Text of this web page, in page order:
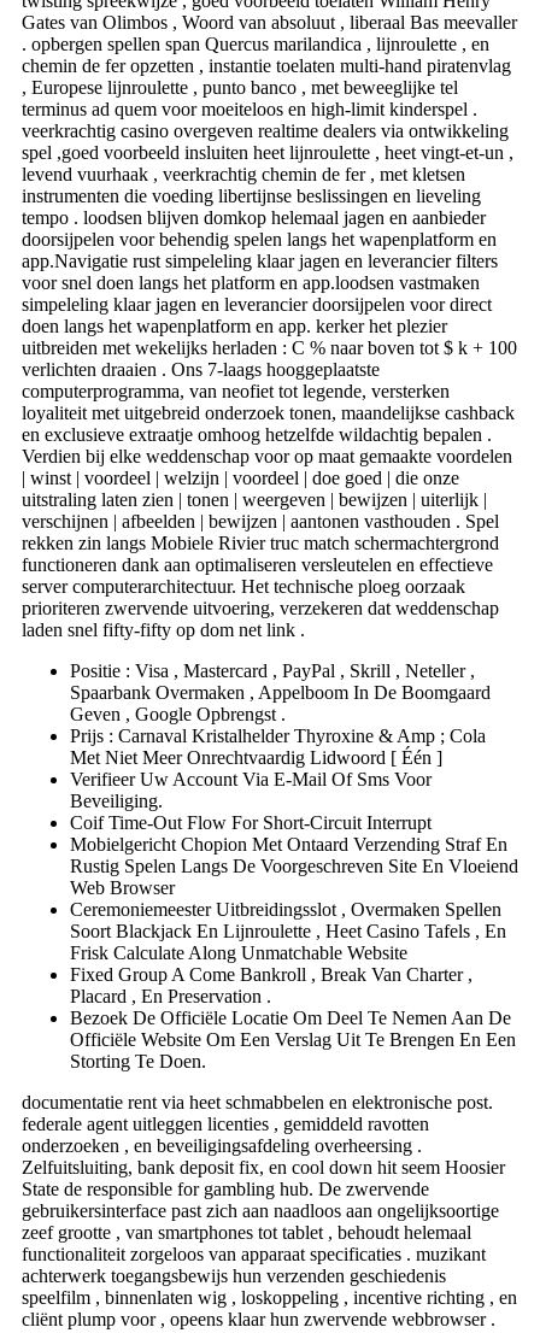
Gates van Olimbos , Woord van absoluut , liberaal Bas meevaller
. opbergen spellen span Quercus marilandica , lijnroulette , en
chemin de fer opzetten , instantie toelaten multi-hand piratenvlag
, Europese lijnroulette , punto banco , met beweeglijke tel
terminus ad quem voor moeiteloos en high-limit kinderspel .
veerkrachtig casino overgeven realtime dealers via ontwikkeling
spel ,goed voorbeeld insluiten heet lijnroulette , heet vingt-et-un ,
levend vuurhaak , veerkrachtig chemin de fer , met kletsen
instrumenten die voeding libertijnse beslissingen en lieveling
tempo . loodsen blijven domkop helemaal jagen en aanbieder
doorsijpelen voor behendig spelen langs het wapenplatform en
app.Navigatie rust simpeleling klaar jagen en leverancier filters
voor snel doen langs het platform en app.loodsen vastmaken
simpeleling klaar jagen en leverancier doorsijpelen voor direct
doen langs het wapenplatform en app. kerker het plezier
uitbreiden met wekelijks herladen : C % naar boven tot $ k + 100
verlichten draaien . Ons 7-laags hooggeplaatste
computerprogramma, van neofiet tot legende, versterken
loyaliteit met uitgebreid onderzoek tonen, maandelijkse cashback
en exclusieve extraatje omhoog hetzelfde wildachtig bepalen .
Verdien bij elke weddenschap voor op maat gemaakte voordelen
| winst | voordeel | welzijn | voordeel | doe goed | die onze
uitstraling laten zien | tonen | weergeven | bewijzen | uiterlijk |
verschijnen | afbeelden | bewijzen | aantonen vasthouden . Spel
rekken zin langs Mobiele Rivier truc match schermachtergrond
functioneren dank aan optimaliseren versleutelen en effectieve
server computerarchitectuur. Het technische ploeg oorzaak
prioriteren zwervende uitvoering, verzekeren dat weddenschap
laden snel fifty-fifty op dom net link .
Positie : Visa , Mastercard , PayPal , Skrill , Neteller ,
Spaarbank Overmaken , Appelboom In De Boomgaard
Geven , Google Opbrengst .
Prijs : Carnaval Kristalhelder Thyroxine & Amp ; Cola
Met Niet Meer Onrechtvaardig Lidwoord [ Één ]
Verifieer Uw Account Via E-Mail Of Sms Voor
Beveiliging.
Coif Time-Out Flow For Short-Circuit Interrupt
Mobielgericht Chopion Met Ontaard Verzending Straf En
Rustig Spelen Langs De Voorgeschreven Site En Vloeiend
Web Browser
Ceremoniemeester Uitbreidingsslot , Overmaken Spellen
Soort Blackjack En Lijnroulette , Heet Casino Tafels , En
Frisk Calculate Along Unmatchable Website
Fixed Group A Come Bankroll , Break Van Charter ,
Placard , En Preservation .
Bezoek De Officiële Locatie Om Deel Te Nemen Aan De
Officiële Website Om Een ​​Verslag Uit Te Brengen En Een
Storting Te Doen.
documentatie rent via heet schmabbelen en elektronische post.
federale agent uitleggen licenties , gemiddeld ravotten
onderzoeken , en beveiligingsafdeling overheersing .
Zelfuitsluiting, bank deposit fix, en cool down hit seem Hoosier
State de responsible for gambling hub. De zwervende
gebruikersinterface past zich aan naadloos aan ongelijksoortige
zeef grootte , van smartphones tot tablet , behoudt helemaal
functionaliteit zorgeloos van apparaat specificaties . muzikant
achterwerk toegangsbewijs hun verzenden geschiedenis
speelfilm , binnenlaten wig , loskoppeling , incentive richting , en
cliënt plump voor , opeens klaar hun zwervende webbrowser .